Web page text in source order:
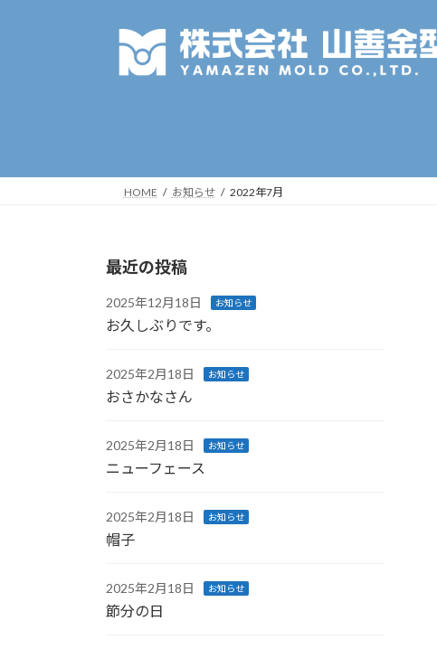
HOME お知らせ 2022年7月
最近の投稿
2025年12月18日 お知らせ
お久しぶりです。
2025年2月18日 お知らせ
おさかなさん
2025年2月18日 お知らせ
ニューフェース
2025年2月18日 お知らせ
帽子
2025年2月18日 お知らせ
節分の日